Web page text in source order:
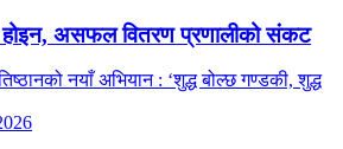
होइन, असफल वितरण प्रणालीको संकट